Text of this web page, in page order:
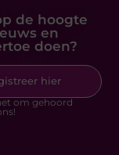
de hoogte
en
doen?
hier
om gehoord